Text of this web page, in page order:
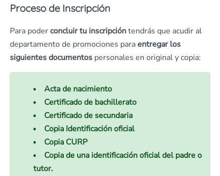
Proceso de Inscripción
Para poderconcluir tu inscripcióntendrás que acudir al
departamento de promociones paraentregar los
siguientes documentos personales en original y copia:
Acta de nacimiento
Certificado de bachillerato
Certificado de secundaria
Copia Identificación oficial
Copia CURP
Copia de una identificación oficial del padre o
tutor.